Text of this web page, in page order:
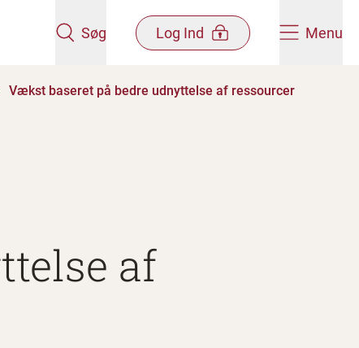
Søg Log Ind Menu
Vækst baseret på bedre udnyttelse af ressourcer
af